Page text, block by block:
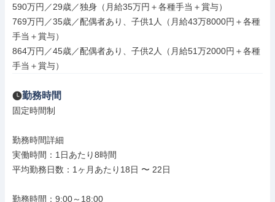
590万円／29歳／独身（月給35万円＋各種手当＋賞与）
769万円／35歳／配偶者あり、子供1人（月給43万8000円＋各種
手当＋賞与）
864万円／45歳／配偶者あり、子供2人（月給51万2000円＋各種
手当＋賞与）
勤務時間
固定時間制
勤務時間詳細
実働時間：1日あたり8時間
平均勤務日数：1ヶ月あたり18日 〜 22日
勤務時間：9:00～18:00